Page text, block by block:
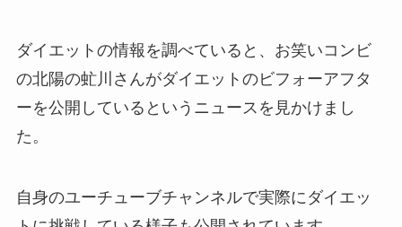
ダイエットの情報を調べていると、お笑いコンビ
の北陽の虻川さんがダイエットのビフォーアフタ
ーを公開しているというニュースを見かけまし
た。
自身のユーチューブチャンネルで実際にダイエッ